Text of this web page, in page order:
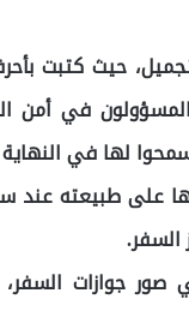
حيث كتبت
في أمن
لها في النهاية
على طبيعته عند
صور جوازات